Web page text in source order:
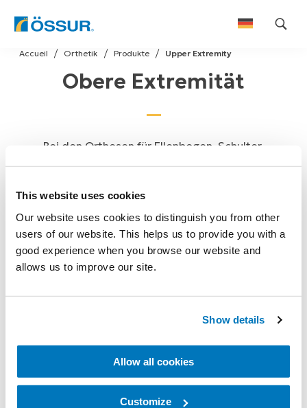
This website uses cookies
Our website uses cookies to distinguish you from other
users of our website. This helps us to provide you with a
good experience when you browse our website and
allows us to improve our site.
Show details
Allow all cookies
Customize
Skip
to
Upper Extremity
Produkte​
Orthetik
Accueil
Obere Extremität
Bei den Orthesen für Ellenbogen, Schulter,
Handgelenk und Daumen stehen je nach Indikation
Mobilisation, Teilimmobilisation oder Fixierung im